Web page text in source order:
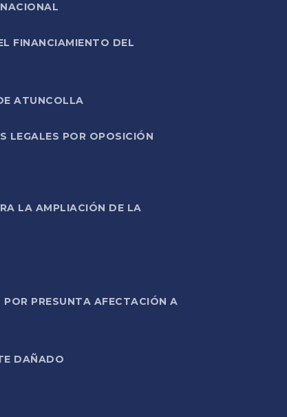
FINANCIAMIENTO DEL
ATUNCOLLA
LEGALES POR OPOSICIÓN
LA AMPLIACIÓN DE LA
PRESUNTA AFECTACIÓN A
DAÑADO